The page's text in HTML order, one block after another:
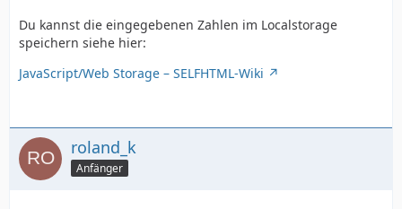
Du kannst die eingegebenen Zahlen im Localstorage
speichern siehe hier:
JavaScript/Web Storage – SELFHTML-Wiki
roland_k
Anfänger